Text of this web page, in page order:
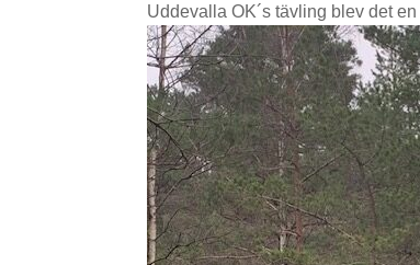
Uddevalla OK´s tävling blev det